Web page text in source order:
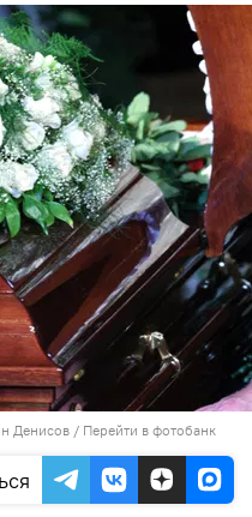
Денисов / Перейти в фотобанк